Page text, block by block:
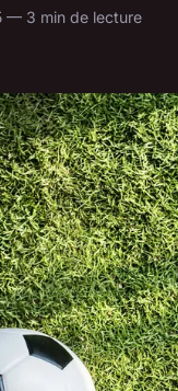
— 3 min de lecture